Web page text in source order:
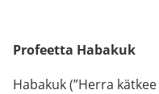
Profeetta Habakuk
Habakuk (”Herra